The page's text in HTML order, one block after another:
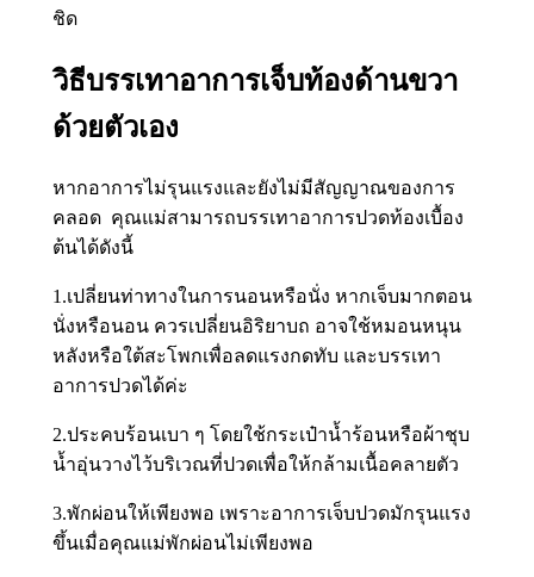
ชิด
วิธีบรรเทาอาการเจ็บท้องด้านขวา
ด้วยตัวเอง
หากอาการไม่รุนแรงและยังไม่มีสัญญาณของการ
คลอด คุณแม่สามารถบรรเทาอาการปวดท้องเบื้อง
ต้นได้ดังนี้
1.เปลี่ยนท่าทางในการนอนหรือนั่ง หากเจ็บมากตอน
นั่งหรือนอน ควรเปลี่ยนอิริยาบถ อาจใช้หมอนหนุน
หลังหรือใต้สะโพกเพื่อลดแรงกดทับ และบรรเทา
อาการปวดได้ค่ะ
2.ประคบร้อนเบา ๆ โดยใช้กระเป๋าน้ำร้อนหรือผ้าชุบ
น้ำอุ่นวางไว้บริเวณที่ปวดเพื่อให้กล้ามเนื้อคลายตัว
3.พักผ่อนให้เพียงพอ เพราะอาการเจ็บปวดมักรุนแรง
ขึ้นเมื่อคุณแม่พักผ่อนไม่เพียงพอ